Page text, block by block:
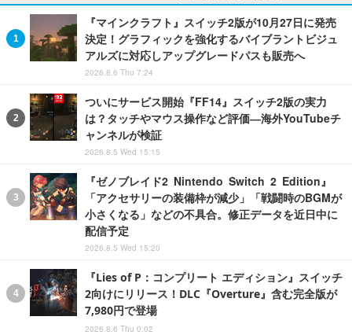
『マインクラフト』スイッチ2版が10月27日に発売
決定！グラフィックを強化するバイブラントビジュ
アルズに対応しアップグレードパスも販売へ
2026.8.6 Thu 7:24
ついにサービス開始『FF14』スイッチ2版の実力
は？タッチやマウス操作など評価―海外YouTubeチ
ャンネルが検証
2026.8.5 Wed 15:15
『ゼノブレイド2 Nintendo Switch 2 Edition』
「アクセサリーの装備枠が減少」「戦闘時のBGMが
小さくなる」などの不具合。修正データを近日中に
配信予定
2026.8.5 Wed 15:20
『Lies of P：コンプリート エディション』スイッチ
2向けにリリース！DLC『Overture』含む完全版が
7,980円で登場
2026.8.6 Thu 0:02